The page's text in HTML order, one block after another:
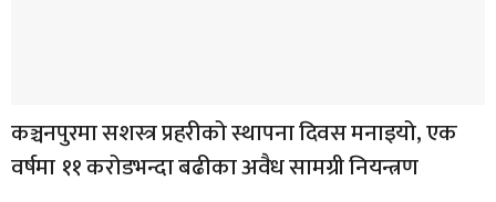
कञ्चनपुरमा सशस्त्र प्रहरीको स्थापना दिवस मनाइयो, एक
वर्षमा ११ करोडभन्दा बढीका अवैध सामग्री नियन्त्रण